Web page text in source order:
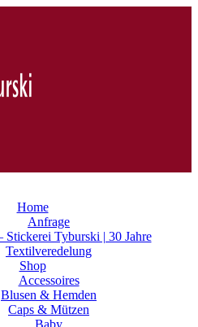
Home
Anfrage
Stickerei Tyburski | 30 Jahre
Textilveredelung
Shop
Accessoires
Blusen & Hemden
Caps & Mützen
Baby